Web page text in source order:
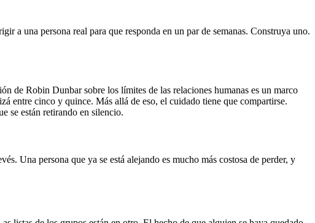
a una persona real para que responda en un par de semanas. Construya uno.
de Robin Dunbar sobre los límites de las relaciones humanas es un marco
entre cinco y quince. Más allá de eso, el cuidado tiene que compartirse.
se están retirando en silencio.
Una persona que ya se está alejando es mucho más costosa de perder, y